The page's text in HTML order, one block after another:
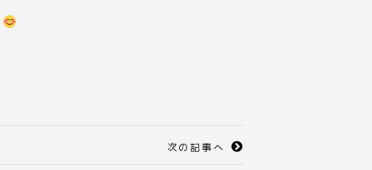
次の記事へ